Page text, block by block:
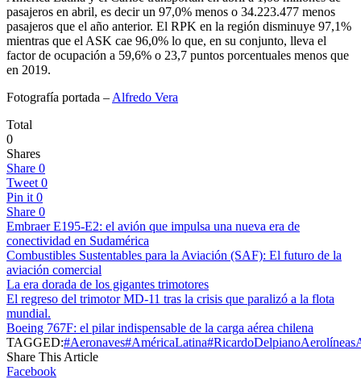
pasajeros en abril, es decir un 97,0% menos o 34.223.477 menos
pasajeros que el año anterior. El RPK en la región disminuye 97,1%
mientras que el ASK cae 96,0% lo que, en su conjunto, lleva el
factor de ocupación a 59,6% o 23,7 puntos porcentuales menos que
en 2019.
Fotografía portada – Alfredo Vera
Total
0
Shares
Share 0
Tweet 0
Pin it 0
Share 0
Embraer E195-E2: el avión que impulsa una nueva era de
conectividad en Sudamérica
Combustibles Sustentables para la Aviación (SAF): El futuro de la
aviación comercial
La era dorada de los gigantes trimotores
El regreso del trimotor MD-11 tras la crisis que paralizó a la flota
mundial.
Boeing 767F: el pilar indispensable de la carga aérea chilena
TAGGED:#Aeronaves#AméricaLatina#RicardoDelpianoAerolíneas
Share This Article
Facebook